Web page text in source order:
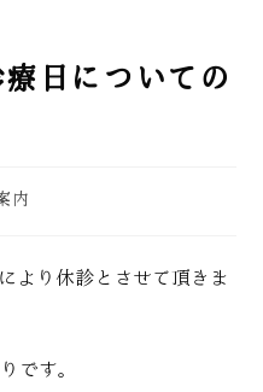
日についての
内
より休診とさせて頂きま
です。